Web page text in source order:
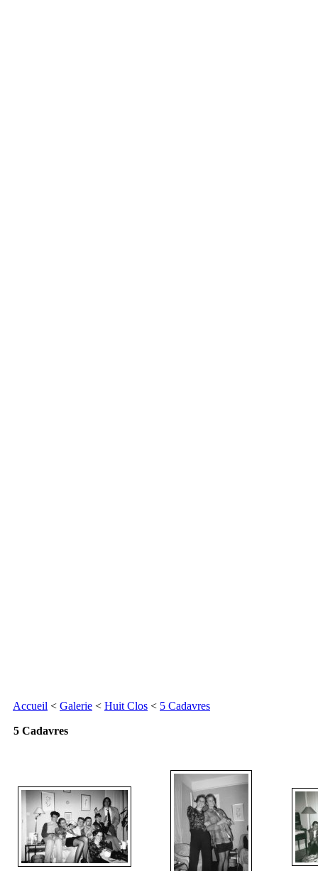
Accueil < Galerie < Huit Clos < 5 Cadavres
5 Cadavres